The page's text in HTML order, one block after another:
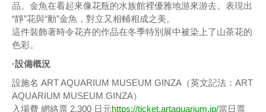
品。金魚在看起來像花瓶的水族館裡優雅地游來游去。表現出
“靜”花與“動”金魚，對立又相輔相成之美。
這件裝飾著時令花卉的作品在冬季特別展中被染上了山茶花的
色彩。
·設備概況
設施名 ART AQUARIUM MUSEUM GINZA（英文記法：ART
AQUARIUM MUSEUM GINZA）
入場費 網絡票 2,300 日元https://ticket.artaquarium.jp/當日票